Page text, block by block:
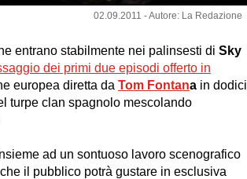
02.09.2011 - Autore: La Redazione
entrano stabilmente nei palinsesti di Sky
dei primi due episodi offerto in
europea diretta da Tom Fontana in dodici
turpe clan spagnolo mescolando
ad un sontuoso lavoro scenografico
il pubblico potrà gustare in esclusiva